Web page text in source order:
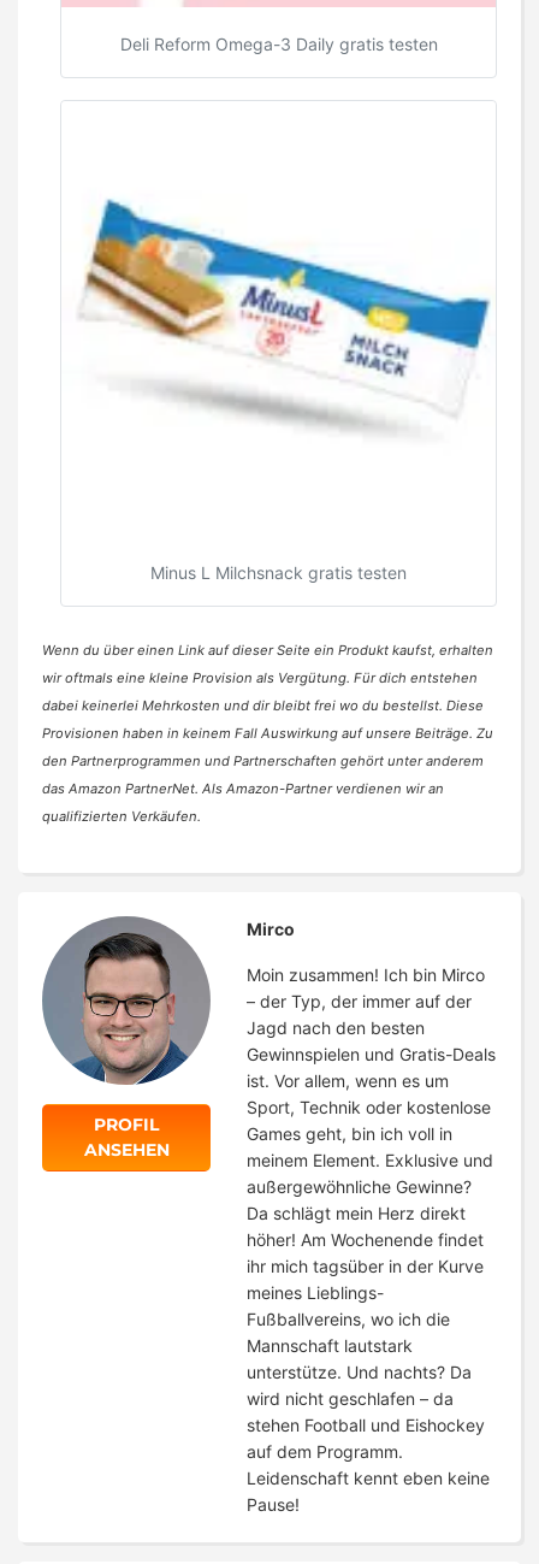
Deli Reform Omega-3 Daily gratis testen
Minus L Milchsnack gratis testen
Wenn du über einen Link auf dieser Seite ein Produkt kaufst, erhalten
wir oftmals eine kleine Provision als Vergütung. Für dich entstehen
dabei keinerlei Mehrkosten und dir bleibt frei wo du bestellst. Diese
Provisionen haben in keinem Fall Auswirkung auf unsere Beiträge. Zu
den Partnerprogrammen und Partnerschaften gehört unter anderem
das Amazon PartnerNet. Als Amazon-Partner verdienen wir an
qualifizierten Verkäufen.
PROFIL
ANSEHEN
Mirco
Moin zusammen! Ich bin Mirco
– der Typ, der immer auf der
Jagd nach den besten
Gewinnspielen und Gratis-Deals
ist. Vor allem, wenn es um
Sport, Technik oder kostenlose
Games geht, bin ich voll in
meinem Element. Exklusive und
außergewöhnliche Gewinne?
Da schlägt mein Herz direkt
höher! Am Wochenende findet
ihr mich tagsüber in der Kurve
meines Lieblings-
Fußballvereins, wo ich die
Mannschaft lautstark
unterstütze. Und nachts? Da
wird nicht geschlafen – da
stehen Football und Eishockey
auf dem Programm.
Leidenschaft kennt eben keine
Pause!